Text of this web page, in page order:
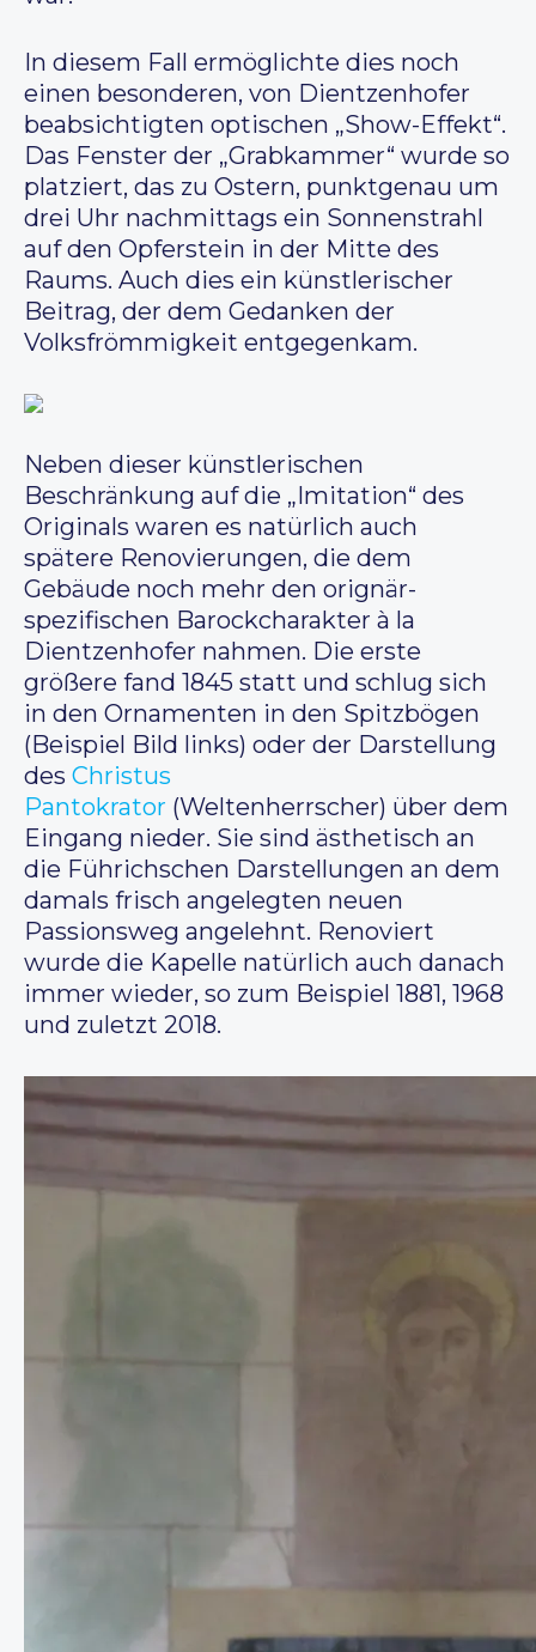
In diesem Fall ermöglichte dies noch
einen besonderen, von Dientzenhofer
beabsichtigten optischen „Show-Effekt“.
Das Fenster der „Grabkammer“ wurde so
platziert, das zu Ostern, punktgenau um
drei Uhr nachmittags ein Sonnenstrahl
auf den Opferstein in der Mitte des
Raums. Auch dies ein künstlerischer
Beitrag, der dem Gedanken der
Volksfrömmigkeit entgegenkam.
Neben dieser künstlerischen
Beschränkung auf die „Imitation“ des
Originals waren es natürlich auch
spätere Renovierungen, die dem
Gebäude noch mehr den orignär-
spezifischen Barockcharakter à la
Dientzenhofer nahmen. Die erste
größere fand 1845 statt und schlug sich
in den Ornamenten in den Spitzbögen
(Beispiel Bild links) oder der Darstellung
des Christus
Pantokrator (Weltenherrscher) über dem
Eingang nieder. Sie sind ästhetisch an
die Führichschen Darstellungen an dem
damals frisch angelegten neuen
Passionsweg angelehnt. Renoviert
wurde die Kapelle natürlich auch danach
immer wieder, so zum Beispiel 1881, 1968
und zuletzt 2018.